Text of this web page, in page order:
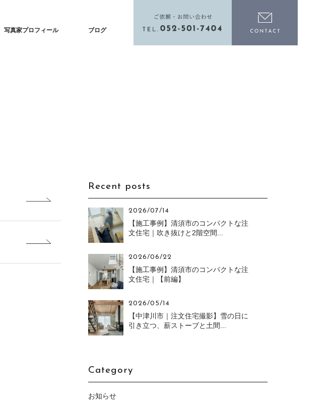
写真家プロフィール ブログ
電話をかける
Recent posts
2026/07/14
【施工事例】清須市のコンパクトな注
文住宅｜吹き抜けと2階空間...
2026/06/22
【施工事例】清須市のコンパクトな注
文住宅｜【前編】
2026/05/14
【中津川市｜注文住宅撮影】雪の日に
引き立つ、薪ストーブと土間...
Category
お知らせ